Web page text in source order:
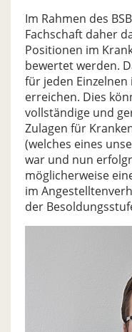
Im Rahmen des
Fachschaft daher
Positionen im
bewertet werden.
für jeden
erreichen. Dies
vollständige und
Zulagen für
(welches eines
war und nun
möglicherweise
im
der